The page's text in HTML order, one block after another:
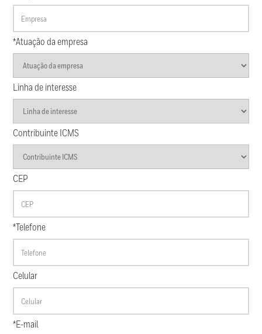
*Atuação da empresa
Linha de interesse
Contribuinte ICMS
CEP
*Telefone
Celular
*E-mail